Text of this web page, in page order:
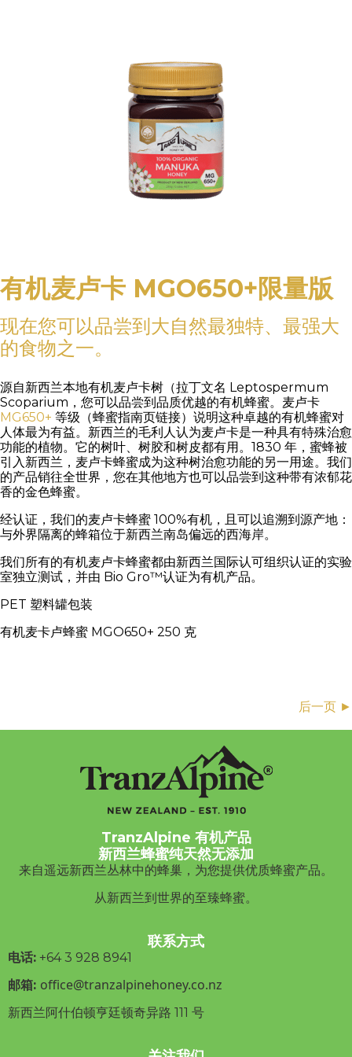
有机麦卢卡 MGO650+限量版
现在您可以品尝到大自然最独特、最强大
的食物之一。
源自新西兰本地有机麦卢卡树（拉丁文名 Leptospermum
Scoparium，您可以品尝到品质优越的有机蜂蜜。麦卢卡
MG650+ 等级（蜂蜜指南页链接）说明这种卓越的有机蜂蜜对
人体最为有益。新西兰的毛利人认为麦卢卡是一种具有特殊治愈
功能的植物。它的树叶、树胶和树皮都有用。1830 年，蜜蜂被
引入新西兰，麦卢卡蜂蜜成为这种树治愈功能的另一用途。我们
的产品销往全世界，您在其他地方也可以品尝到这种带有浓郁花
香的金色蜂蜜。
经认证，我们的麦卢卡蜂蜜 100%有机，且可以追溯到源产地：
与外界隔离的蜂箱位于新西兰南岛偏远的西海岸。
我们所有的有机麦卢卡蜂蜜都由新西兰国际认可组织认证的实验
室独立测试，并由 Bio Gro™认证为有机产品。
PET 塑料罐包装
有机麦卡卢蜂蜜 MGO650+ 250 克
后一页 ►
TranzAlpine 有机产品
新西兰蜂蜜纯天然无添加
来自遥远新西兰丛林中的蜂巢，为您提供优质蜂蜜产品。
从新西兰到世界的至臻蜂蜜。
联系方式
电话: +64 3 928 8941
邮箱: office@tranzalpinehoney.co.nz
新西兰阿什伯顿亨廷顿奇异路 111 号